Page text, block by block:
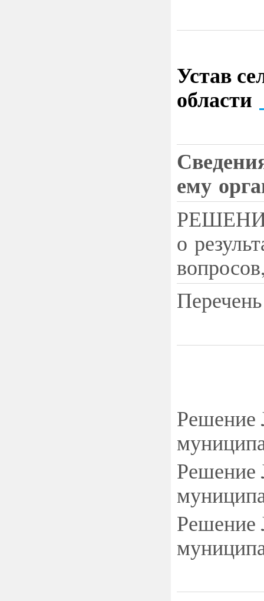
Устав
области
ему
РЕШЕНИЕ
о
Решение
Решение
Решение